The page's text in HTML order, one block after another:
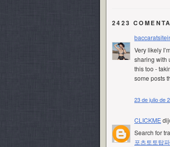
2423
Very likely
sharing with
this too -
some posts
23 de julio de
CLICKME
Search for
포츠토토탑